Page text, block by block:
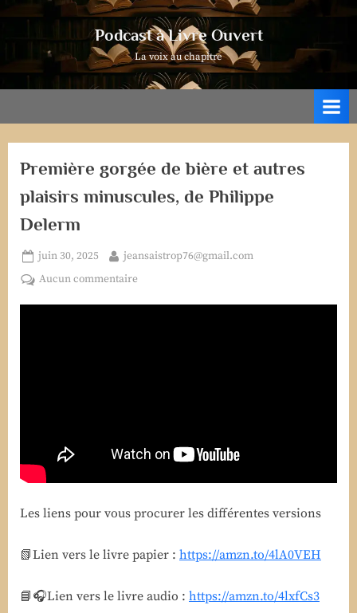
Podcast à Livre Ouvert
La voix au chapitre
Première gorgée de bière et autres
plaisirs minuscules, de Philippe
Delerm
Posted
on
juin 30, 2025 By
jeansaistrop76@gmail.com
Aucun commentaire
Philippe
Delerm
Les liens pour vous procurer les différentes versions
📗Lien vers le livre papier : https://amzn.to/4lA0VEH
📘🎧Lien vers le livre audio : https://amzn.to/4lxfCs3